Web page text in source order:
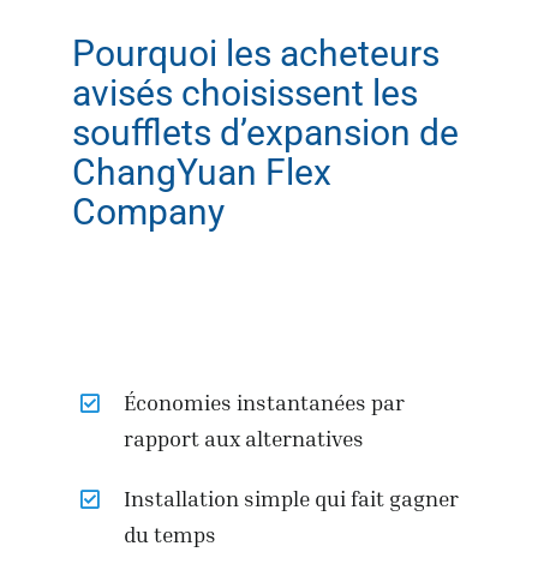
Pourquoi les acheteurs
avisés choisissent les
soufflets d’expansion de
ChangYuan Flex
Company
Économies instantanées par
rapport aux alternatives
Installation simple qui fait gagner
du temps